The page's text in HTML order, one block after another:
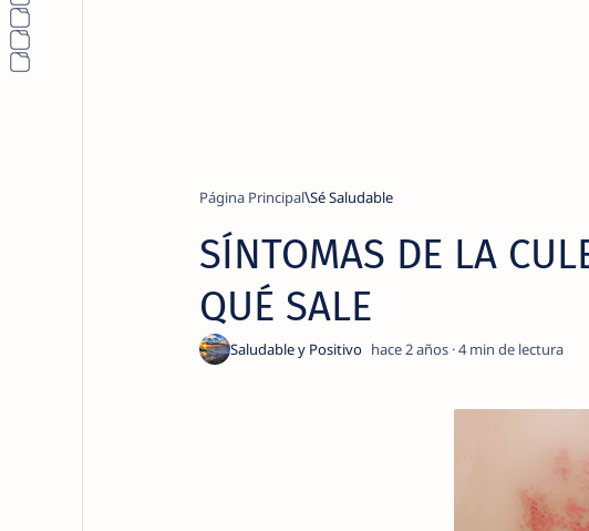
Página Principal Sé Saludable
SÍNTOMAS DE LA
QUÉ SALE
hace 2 años 4